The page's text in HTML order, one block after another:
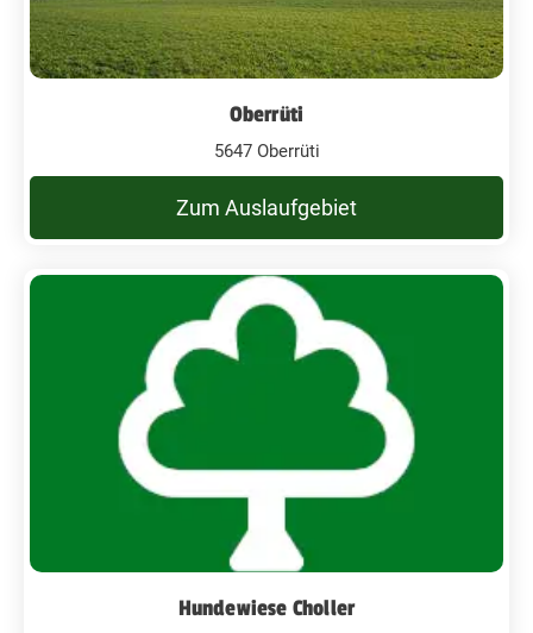
Oberrüti
5647 Oberrüti
Zum Auslaufgebiet
Hundewiese Choller